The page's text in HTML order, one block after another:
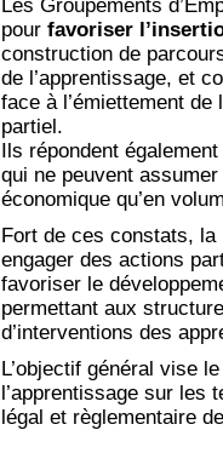
Les Groupements
pour favoriser
construction de
de l’apprentissage, et
face à l’émiettement
partiel.
Ils répondent
qui ne peuvent
économique qu’en
Fort de ces constats, la
engager des actions
favoriser le
permettant aux
d’interventions des
L’objectif général vise
l’apprentissage sur les
légal et règlementaire